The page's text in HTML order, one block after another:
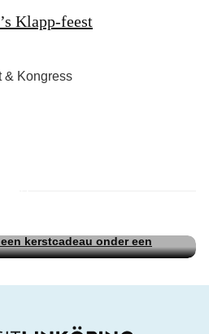
Klapp-feest
& Kongress
dit jaar in